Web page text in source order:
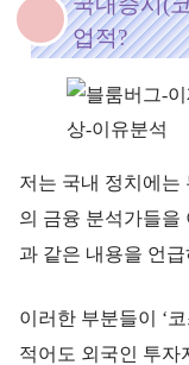
업적?
저는 국내 정치에는
의 금융 분석가들을
과 같은 내용을 언
이러한 부분들이 ‘
적어도 외국인 투자